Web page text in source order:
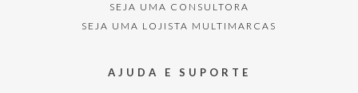
SEJA UMA CONSULTORA
SEJA UMA LOJISTA MULTIMARCAS
AJUDA E SUPORTE